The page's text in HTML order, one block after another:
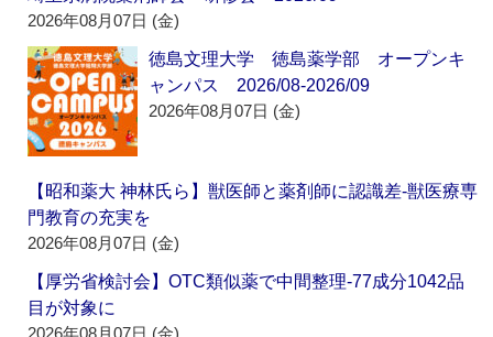
2026年08月07日 (金)
徳島文理大学 徳島薬学部 オープンキ
ャンパス 2026/08-2026/09
2026年08月07日 (金)
【昭和薬大 神林氏ら】獣医師と薬剤師に認識差‐獣医療専
門教育の充実を
2026年08月07日 (金)
【厚労省検討会】OTC類似薬で中間整理‐77成分1042品
目が対象に